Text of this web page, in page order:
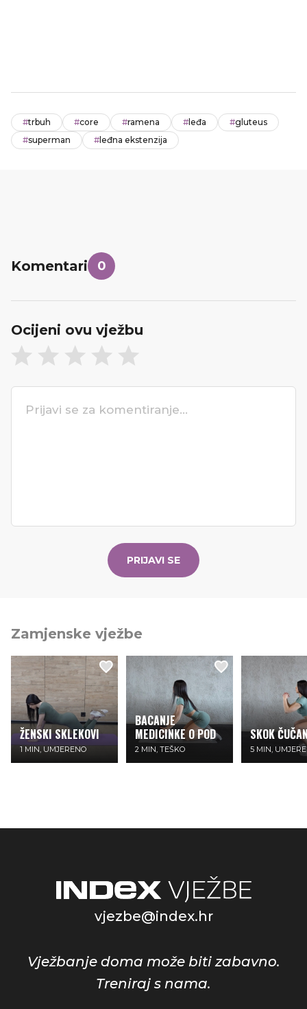
#trbuh #core #ramena # leđa #gluteus
#superman # leđna ekstenzija
Komentari 0
Ocijeni ovu vježbu
PRIJAVI SE
Zamjenske vježbe
ŽENSKI SKLEKOVI
1 MIN, UMJERENO
BACANJE
MEDICINKE O POD
2 MIN, TEŠKO
SKOK
5 MIN,
vjezbe@index.hr
Vježbanje doma može biti zabavno.
Treniraj s nama.